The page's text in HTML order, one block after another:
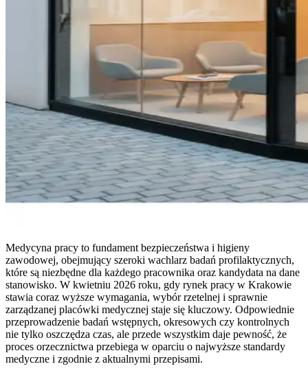
Medycyna pracy to fundament bezpieczeństwa i higieny
zawodowej, obejmujący szeroki wachlarz badań profilaktycznych,
które są niezbędne dla każdego pracownika oraz kandydata na dane
stanowisko. W kwietniu 2026 roku, gdy rynek pracy w Krakowie
stawia coraz wyższe wymagania, wybór rzetelnej i sprawnie
zarządzanej placówki medycznej staje się kluczowy. Odpowiednie
przeprowadzenie badań wstępnych, okresowych czy kontrolnych
nie tylko oszczędza czas, ale przede wszystkim daje pewność, że
proces orzecznictwa przebiega w oparciu o najwyższe standardy
medyczne i zgodnie z aktualnymi przepisami.